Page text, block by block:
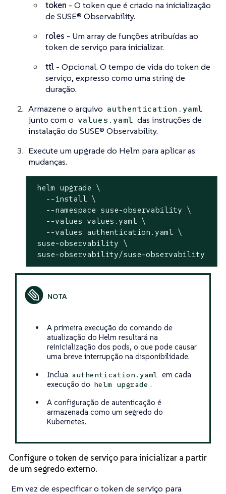
token - O token que é criado na inicialização
de SUSE® Observability.
roles - Um array de funções atribuídas ao
token de serviço para inicializar.
ttl - Opcional. O tempo de vida do token de
serviço, expresso como uma string de
duração.
Armazene o arquivo authentication.yaml
junto com o values.yaml das instruções de
instalação do SUSE® Observability.
Execute um upgrade do Helm para aplicar as
mudanças.
helm upgrade \
   --install \
   --namespace suse-observability \
   --values values.yaml \
   --values authentication.yaml \
suse-observability \
suse-observability/suse-observability
A primeira execução do comando de
atualização do Helm resultará na
reinicialização dos pods, o que pode causar
uma breve interrupção na disponibilidade.
Inclua authentication.yaml em cada
execução do helm upgrade .
A configuração de autenticação é
armazenada como um segredo do
Kubernetes.
Configure o token de serviço para inicializar a partir
de um segredo externo.
Em vez de especificar o token de serviço para